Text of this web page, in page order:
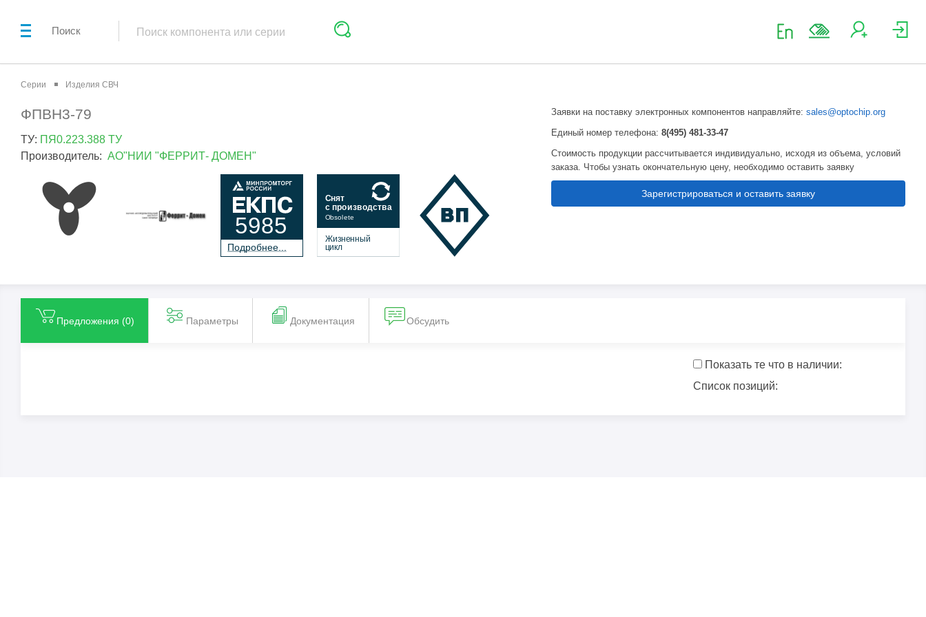
Поиск
Серии Изделия СВЧ
ФПВН3-79
ТУ: ПЯ0.223.388 ТУ
Производитель: АО"НИИ "ФЕРРИТ- ДОМЕН"
Подробнее...
5985
Жизненный
цикл
Obsolete
Снят
с производства
Заявки на поставку электронных компонентов направляйте:sales@optochip.org
Единый номер телефона:8(495) 481-33-47
Стоимость продукции рассчитывается индивидуально, исходя из объема, условий
заказа. Чтобы узнать окончательную цену, необходимо оставить заявку
Зарегистрироваться и оставить заявку
Предложения (0) Параметры Документация Обсудить
Показать те что в наличии:
Список позиций: